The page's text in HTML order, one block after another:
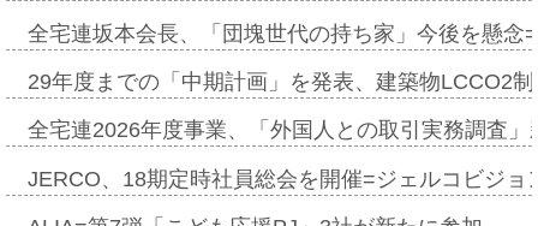
全宅連坂本会長、「団塊世代の持ち家」今後を懸
29年度までの「中期計画」を発表、建築物LCCO2
全宅連2026年度事業、「外国人との取引実務調査
JERCO、18期定時社員総会を開催=ジェルコビジ